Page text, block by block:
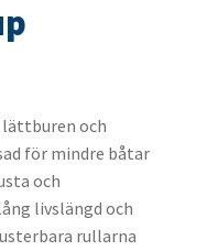
lättburen och
för mindre båtar
och
livslängd och
rullarna